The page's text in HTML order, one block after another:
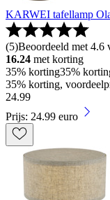
KARWEI tafellamp
(5)Beoordeeld met 4.6
16.24 met korting
35% korting35%
35% korting,
24.99
Prijs: 24.99 euro